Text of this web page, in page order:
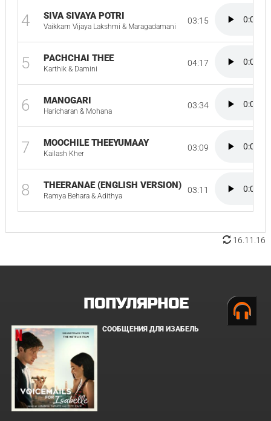
4 SIVA SIVAYA POTRI
Vaikkam Vijaya Lakshmi & Maragadamani
03:15
5 PACHCHAI THEE
Karthik & Damini
04:17
6 MANOGARI
Haricharan & Mohana
03:34
7 MOOCHILE THEEYUMAAY
Kailash Kher
03:09
8 THEERANAE (ENGLISH VERSION)
Ramya Behara & Adithya
03:11
16.11.16
ПОПУЛЯРНОЕ
СООБЩЕНИЯ ДЛЯ ИЗАБЕЛЬ